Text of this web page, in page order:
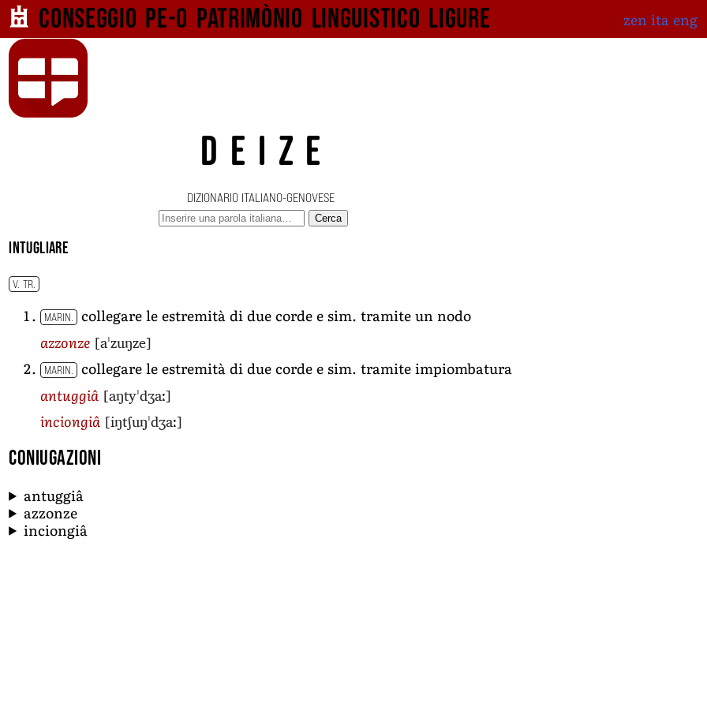
Conseggio pe-o patrimònio linguistico ligure zen ita eng
DEIZE
DIZIONARIO ITALIANO-GENOVESE
Cerca
intugliare
V. TR.
MARIN.
collegare le estremità di due corde e sim. tramite un nodo
azzonze [aˈzuŋze]
MARIN.
collegare le estremità di due corde e sim. tramite impiombatura
antuggiâ [aŋtyˈdʒaː]
inciongiâ [iŋtʃuŋˈdʒaː]
Coniugazioni
antuggiâ
azzonze
inciongiâ